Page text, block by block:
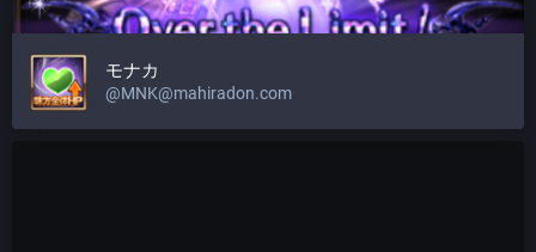
モナカ
@MNK@mahiradon.com